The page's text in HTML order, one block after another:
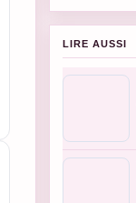
LIRE AUSSI